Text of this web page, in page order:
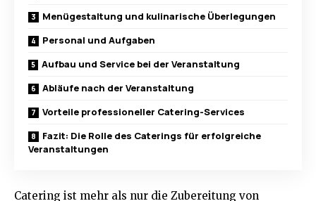
Menügestaltung und kulinarische Überlegungen
Personal und Aufgaben
Aufbau und Service bei der Veranstaltung
Abläufe nach der Veranstaltung
Vorteile professioneller Catering-Services
Fazit: Die Rolle des Caterings für erfolgreiche
Veranstaltungen
Catering ist mehr als nur die Zubereitung von